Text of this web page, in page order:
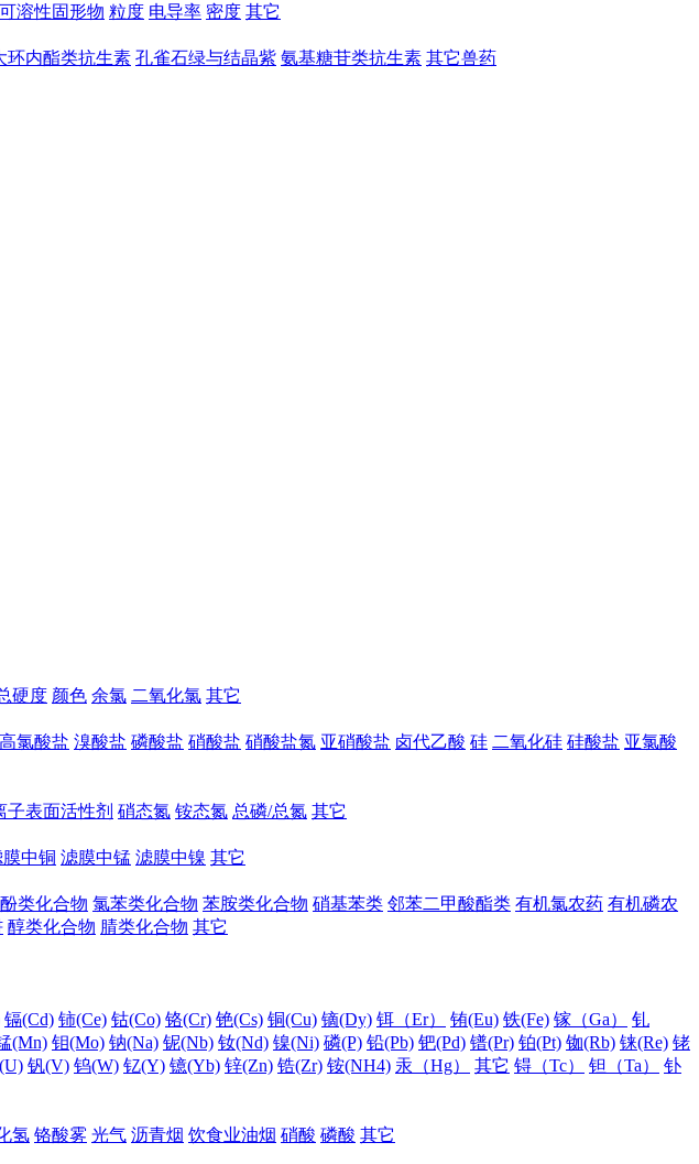
可溶性固形物 粒度 电导率 密度 其它
环内酯类抗生素 孔雀石绿与结晶紫 氨基糖苷类抗生素 其它兽药
硬度 颜色 余氯 二氧化氯 其它
高氯酸盐 溴酸盐 磷酸盐 硝酸盐 硝酸盐氮 亚硝酸盐 卤代乙酸 硅 二氧化硅 硅酸盐 亚氯酸
子表面活性剂 硝态氮 铵态氮 总磷/总氮 其它
中铜 滤膜中锰 滤膜中镍 其它
酚类化合物 氯苯类化合物 苯胺类化合物 硝基苯类 邻苯二甲酸酯类 有机氯农药 有机磷农
醇类化合物 腈类化合物 其它
镉(Cd) 铈(Ce) 钴(Co) 铬(Cr) 铯(Cs) 铜(Cu) 镝(Dy) 铒（Er） 铕(Eu) 铁(Fe) 镓（Ga）
钆
(Mn) 钼(Mo) 钠(Na) 铌(Nb) 钕(Nd) 镍(Ni) 磷(P) 铅(Pb) 钯(Pd) 镨(Pr) 铂(Pt) 铷(Rb) 铼(Re) 铑
钒(V) 钨(W) 钇(Y) 镱(Yb) 锌(Zn) 锆(Zr) 铵(NH4) 汞（Hg） 其它 锝（Tc） 钽（Ta）
钋
氢 铬酸雾 光气 沥青烟 饮食业油烟 硝酸 磷酸 其它